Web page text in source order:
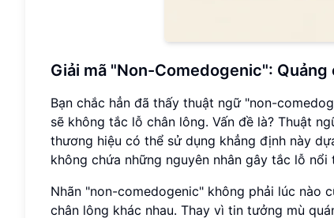
Giải mã "Non-Comedogenic":
Bạn chắc hẳn đã thấy thuật ngữ "non-
sẽ không tắc lỗ chân lông. Vấn đề là? Thuật
thương hiệu có thể sử dụng khẳng định này
không chứa những nguyên nhân gây tắc lỗ nổi
Nhãn "non-comedogenic" không phải lúc nào
chân lông khác nhau. Thay vì tin tưởng mù